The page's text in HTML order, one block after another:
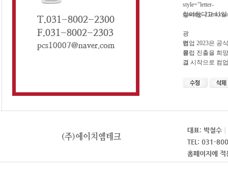
style="letter-
spacing:-
광
명
콜
걸
</span>
참여한다고 11
컴업 2023은 공
유럽 진출을 희
그 시작으로 컴